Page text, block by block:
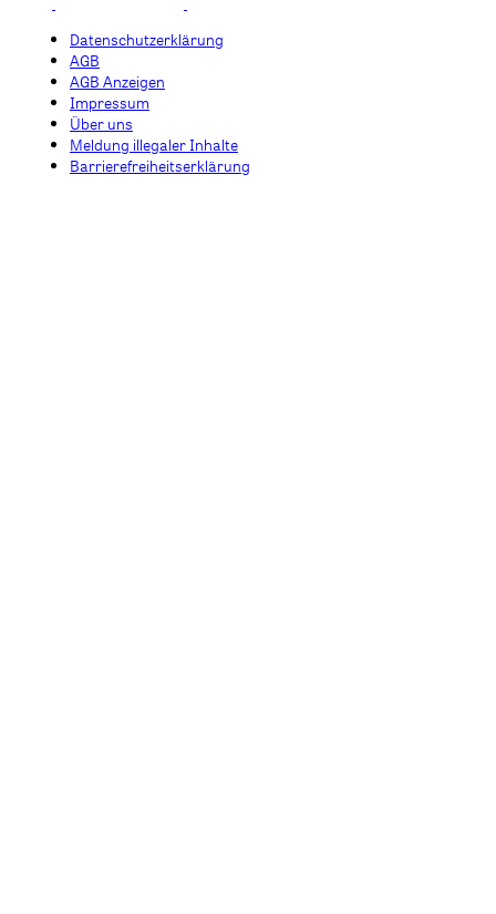
Datenschutzerklärung
AGB
AGB Anzeigen
Impressum
Über uns
Meldung illegaler Inhalte
Barrierefreiheitserklärung